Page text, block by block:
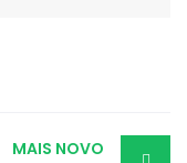
MAIS NOVO